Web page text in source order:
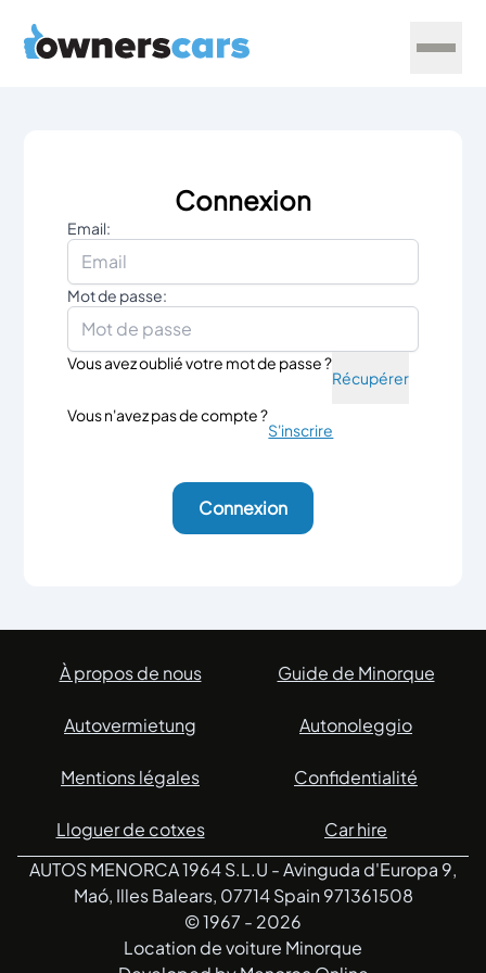
Connexion
Email:
Mot de passe:
Vous avez oublié votre mot de passe ?
Récupérer
Vous n'avez pas de compte ?
S'inscrire
Connexion
À propos de nous
Autovermietung
Guide de Minorque
Autonoleggio
Mentions légales
Lloguer de cotxes
Confidentialité
Car hire
AUTOS MENORCA 1964 S.L.U - Avinguda d'Europa 9,
Maó, Illes Balears, 07714 Spain 971361508
© 1967 - 2026
Location de voiture Minorque